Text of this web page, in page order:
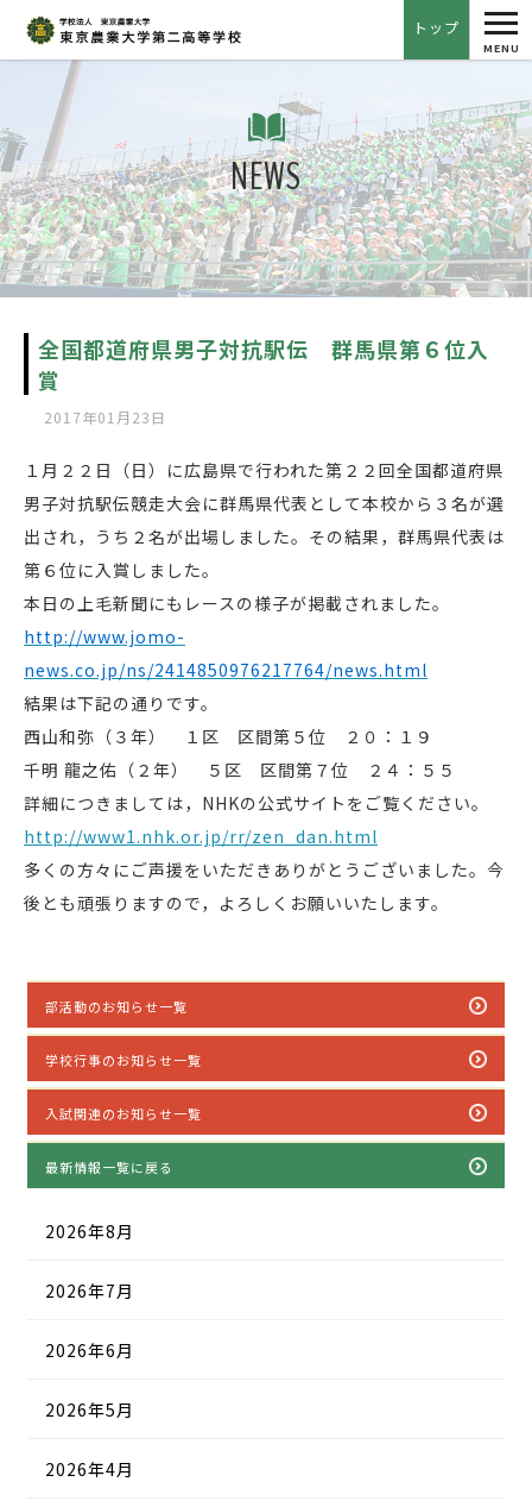
トップ
MENU
NEWS
全国都道府県男子対抗駅伝 群馬県第６位入
賞
2017年01月23日
１月２２日（日）に広島県で行われた第２２回全国都道府県
男子対抗駅伝競走大会に群馬県代表として本校から３名が選
出され，うち２名が出場しました。その結果，群馬県代表は
第６位に入賞しました。
本日の上毛新聞にもレースの様子が掲載されました。
http://www.jomo-
news.co.jp/ns/2414850976217764/news.html
結果は下記の通りです。
西山和弥（３年） １区 区間第５位 ２０：１９
千明 龍之佑（２年） ５区 区間第７位 ２４：５５
詳細につきましては，NHKの公式サイトをご覧ください。
http://www1.nhk.or.jp/rr/zen_dan.html
多くの方々にご声援をいただきありがとうございました。今
後とも頑張りますので，よろしくお願いいたします。
部活動のお知らせ一覧
学校行事のお知らせ一覧
入試関連のお知らせ一覧
最新情報一覧に戻る
2026年8月
2026年7月
2026年6月
2026年5月
2026年4月